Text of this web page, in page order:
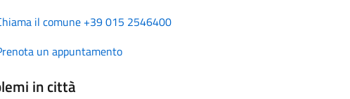
il comune +39 015 2546400
un appuntamento
in città